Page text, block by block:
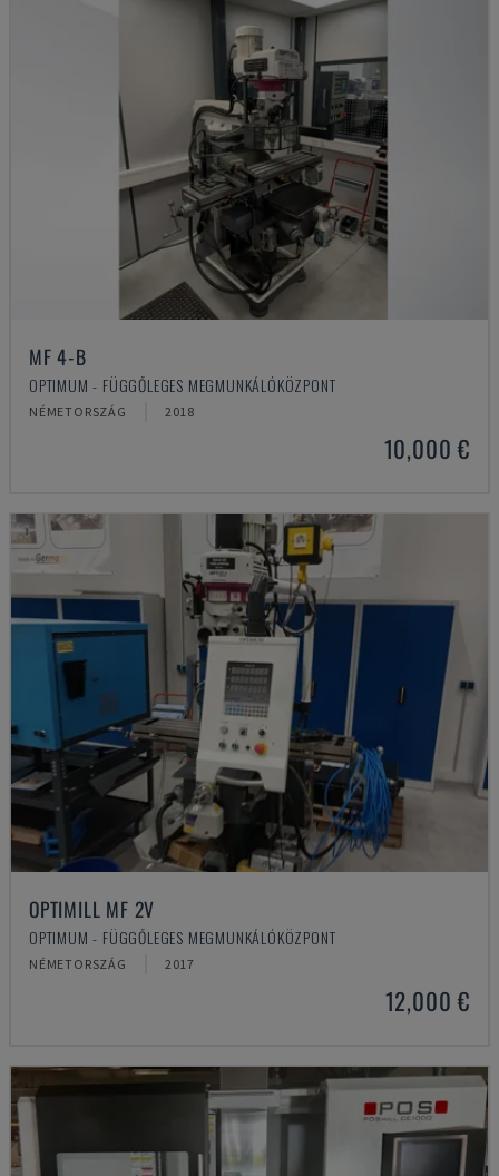
MF 4-B
OPTIMUM - FÜGGŐLEGES MEGMUNKÁLÓKÖZPONT
NÉMETORSZÁG 2018
10,000 €
OPTIMILL MF 2V
OPTIMUM - FÜGGŐLEGES MEGMUNKÁLÓKÖZPONT
NÉMETORSZÁG 2017
12,000 €